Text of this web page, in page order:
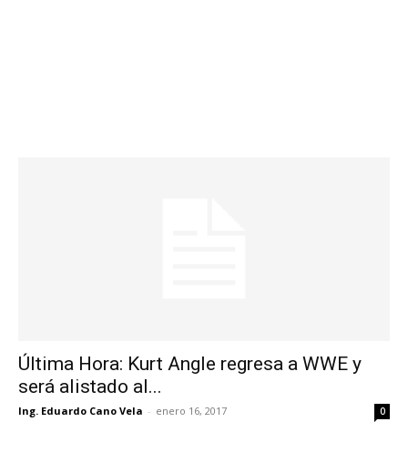
Última Hora: Kurt Angle regresa a WWE y
será alistado al...
Ing. Eduardo Cano Vela - enero 16, 2017 0